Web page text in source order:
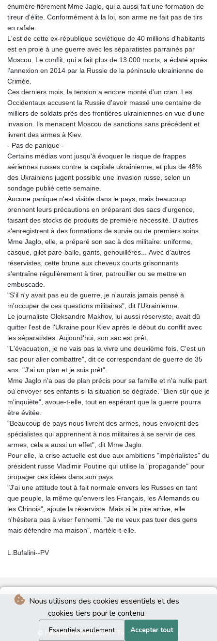
Nous utilisons des cookies essentiels et des
cookies tiers pour le contenu.
Essentiels seulement Accepter tout
énumère fièrement Mme Jaglo, qui a aussi fait une formation de
tireur d'élite. Conformément à la loi, son arme ne fait pas de tirs
en rafale.
L'est de cette ex-république soviétique de 40 millions d'habitants
est en proie à une guerre avec les séparatistes parrainés par
Moscou. Le conflit, qui a fait plus de 13.000 morts, a éclaté après
l'annexion en 2014 par la Russie de la péninsule ukrainienne de
Crimée.
Ces derniers mois, la tension a encore monté d'un cran. Les
Occidentaux accusent la Russie d'avoir massé une centaine de
milliers de soldats près des frontières ukrainiennes en vue d'une
invasion. Ils menacent Moscou de sanctions sans précédent et
livrent des armes à Kiev.
- Pas de panique -
Certains médias vont jusqu'à évoquer le risque de frappes
aériennes russes contre la capitale ukrainienne, et plus de 48%
des Ukrainiens jugent possible une invasion russe, selon un
sondage publié cette semaine.
Aucune panique n'est visible dans le pays, mais beaucoup
prennent leurs précautions en préparant des sacs d'urgence,
faisant des stocks de produits de première nécessité. D'autres
s'enregistrent à des formations de survie ou de premiers soins.
Mme Jaglo, elle, a préparé son sac à dos militaire: uniforme,
casque, gilet pare-balle, gants, genouillères... Avec d'autres
réservistes, cette brune aux cheveux courts grisonnants
s'entraîne régulièrement à tirer, patrouiller ou se mettre en
embuscade.
"S'il n'y avait pas eu de guerre, je n'aurais jamais pensé à
m'occuper de ces questions militaires", dit l'Ukrainienne.
Le journaliste Oleksandre Makhov, lui aussi réserviste, avait dû
quitter l'est de l'Ukraine pour Kiev après le début du conflit avec
les séparatistes. Aujourd'hui, son sac est prêt.
"L'évacuation, je ne vais pas la vivre une deuxième fois. C'est un
sac pour aller combattre", dit ce correspondant de guerre de 35
ans. "J'ai un plan et je suis prêt".
Mme Jaglo n'a pas de plan précis pour sa famille et n'a nulle part
où envoyer ses enfants si la situation se dégrade. "Bien sûr que je
m'inquiète", avoue-t-elle, tout en espérant que la guerre pourra
être évitée.
"Beaucoup de pays nous livrent des armes, nous envoient des
spécialistes qui apprennent à nos militaires à se servir de ces
armes, cela a aussi un effet", dit Mme Jaglo.
Pour elle, la crise actuelle est due aux ambitions "impérialistes" du
président russe Vladimir Poutine qui utilise la "propagande" pour
propager ces idées dans son pays.
"J'ai une attitude tout à fait normale envers les Russes en tant
que peuple, la même qu'envers les Français, les Allemands ou
les Chinois", ajoute la réserviste. Mais si le pire arrive, elle
n'hésitera pas à viser l'ennemi. "Je ne veux pas tuer des gens
mais défendre ma maison", martèle-t-elle.
L.Bufalini--PV
© Pallade Veneta 2026 - Tous droits réservés